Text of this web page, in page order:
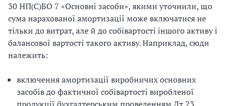
30 НП(С)БО 7 «Основні засоби», якими уточнили, що
сума нарахованої амортизації може включатися не
тільки до витрат, але й до собівартості іншого активу і
балансової вартості такого активу. Наприклад, сюди
належить:
включення амортизації виробничих основних
засобів до фактичної собівартості виробленої